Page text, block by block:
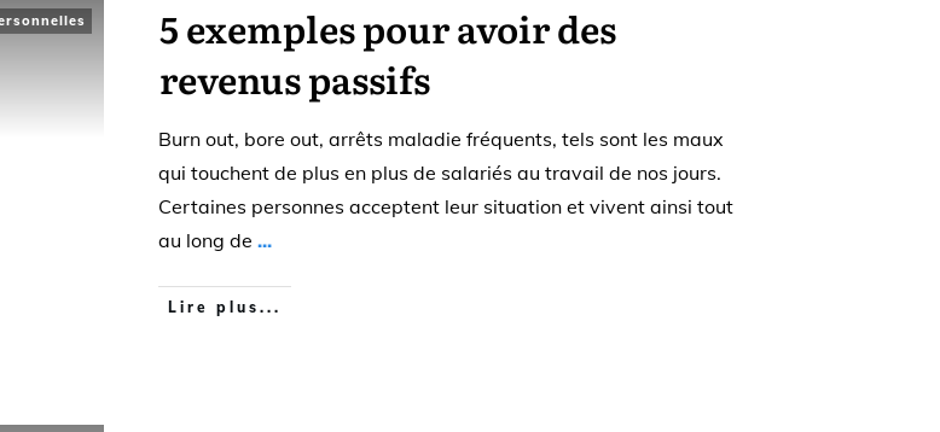
5 exemples pour avoir des
revenus passifs
Burn out, bore out, arrêts maladie fréquents, tels sont les maux
qui touchent de plus en plus de salariés au travail de nos jours.
Certaines personnes acceptent leur situation et vivent ainsi tout
au long de ...
Lire plus...